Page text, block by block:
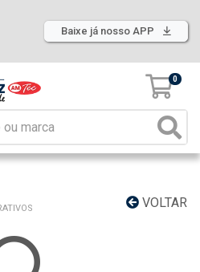
Baixe já nosso APP
0
VOLTAR